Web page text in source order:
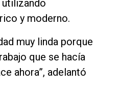
utilizando
y moderno.
muy linda porque
que se hacía
ahora”, adelantó